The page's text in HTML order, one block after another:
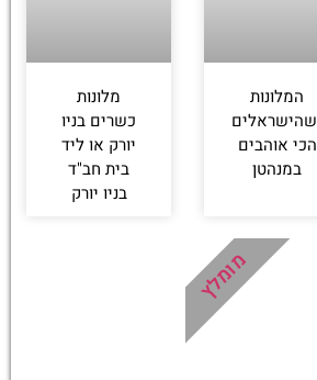
המלונות
שהישראלים
הכי אוהבים
במנהטן
מלונות
כשרים בניו
יורק או ליד
בית חב"ד
בניו יורק
מומלץ